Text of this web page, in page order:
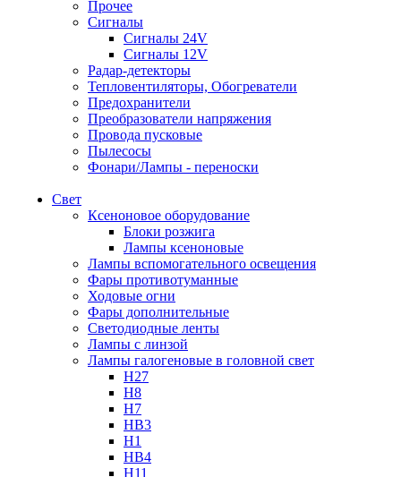
Прочее
Сигналы
Сигналы 24V
Сигналы 12V
Радар-детекторы
Тепловентиляторы, Обогреватели
Предохранители
Преобразователи напряжения
Провода пусковые
Пылесосы
Фонари/Лампы - переноски
Свет
Ксеноновое оборудование
Блоки розжига
Лампы ксеноновые
Лампы вспомогательного освещения
Фары противотуманные
Ходовые огни
Фары дополнительные
Светодиодные ленты
Лампы с линзой
Лампы галогеновые в головной свет
H27
H8
H7
HB3
H1
HB4
H11